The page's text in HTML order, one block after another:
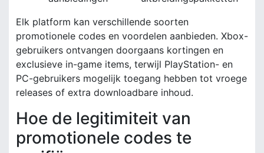
Elk platform kan verschillende soorten
promotionele codes en voordelen aanbieden. Xbox-
gebruikers ontvangen doorgaans kortingen en
exclusieve in-game items, terwijl PlayStation- en
PC-gebruikers mogelijk toegang hebben tot vroege
releases of extra downloadbare inhoud.
Hoe de legitimiteit van
promotionele codes te